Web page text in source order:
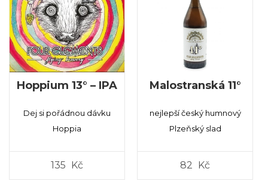
Hoppium 13° – IPA
Dej si pořádnou dávku
Hoppia
135 Kč
Malostranská 11°
nejlepší český humnový
Plzeňský slad
82 Kč